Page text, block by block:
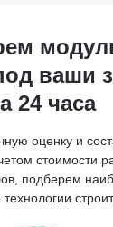
ваши
24 часа
оценку и
стоимости
подберем